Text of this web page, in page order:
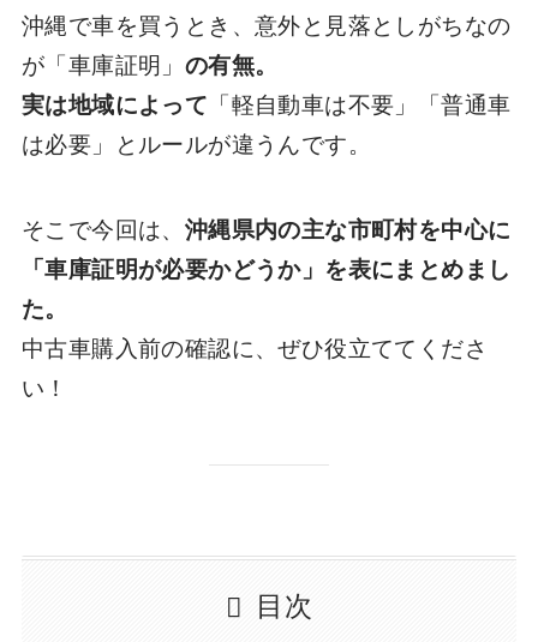
沖縄で車を買うとき、意外と見落としがちなの
が「車庫証明」 の有無。
実は地域によって 「軽自動車は不要」「普通車
は必要」とルールが違うんです。
そこで今回は、 沖縄県内の主な市町村を中心に
「車庫証明が必要かどうか」を表にまとめまし
た。
中古車購入前の確認に、ぜひ役立ててくださ
い！
目次